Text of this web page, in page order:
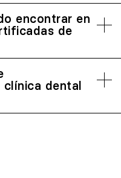
encontrar en
de
clínica dental